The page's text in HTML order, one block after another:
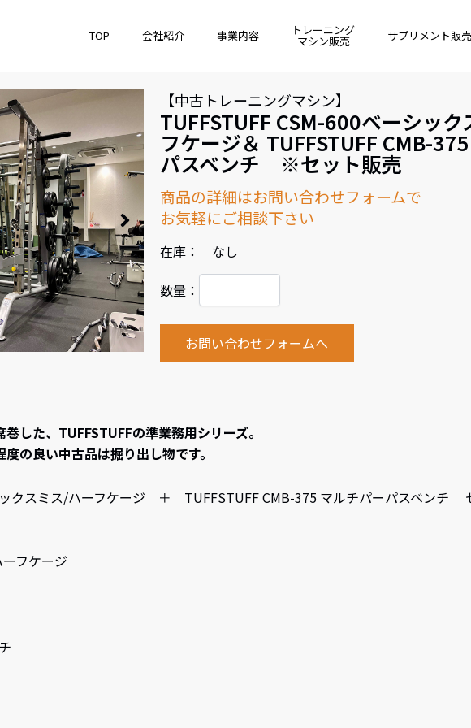
TOP 会社紹介 事業内容 トレーニング
マシン販売 サプリメント販売
【中古トレーニングマシン】
TUFFSTUFF CSM-600ベーシッ
フケージ＆ TUFFSTUFF CMB-
パスベンチ ※セット販売
商品の詳細はお問い合わせフォームで
お気軽にご相談下さい
在庫： なし
数量：
お問い合わせフォームへ
した、TUFFSTUFFの準業務用シリーズ。
の良い中古品は掘り出し物です。
クスミス/ハーフケージ ＋ TUFFSTUFF CMB-375 マルチパーパスベンチ
フケージ